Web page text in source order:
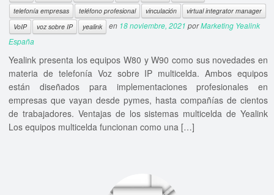
telefonía empresas
teléfono profesional vinculación
virtual integrator manager
VoIP
voz sobre IP yealink en 18 noviembre, 2021 porMarketing Yealink
España
Yealink presenta los equipos W80 y W90 como sus novedades en
materia de telefonía Voz sobre IP multicelda. Ambos equipos
están diseñados para implementaciones profesionales en
empresas que vayan desde pymes, hasta compañías de cientos
de trabajadores. Ventajas de los sistemas multicelda de Yealink
Los equipos multicelda funcionan como una […]